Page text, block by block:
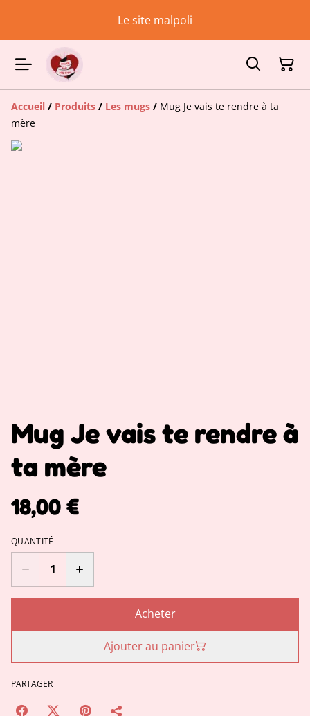
Le site malpoli
Accueil / Produits / Les mugs / Mug Je vais te rendre à ta
mère
Mug Je vais te rendre à
ta mère
18,00 €
QUANTITÉ
Acheter
Ajouter au panier
PARTAGER